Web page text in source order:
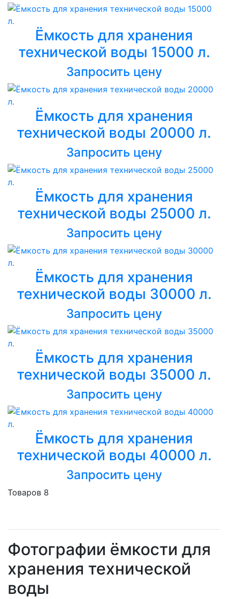
Ёмкость для хранения
технической воды 15000 л.
Запросить цену
Ёмкость для хранения
технической воды 20000 л.
Запросить цену
Ёмкость для хранения
технической воды 25000 л.
Запросить цену
Ёмкость для хранения
технической воды 30000 л.
Запросить цену
Ёмкость для хранения
технической воды 35000 л.
Запросить цену
Ёмкость для хранения
технической воды 40000 л.
Запросить цену
Товаров 8
Фотографии ёмкости для
хранения технической
воды